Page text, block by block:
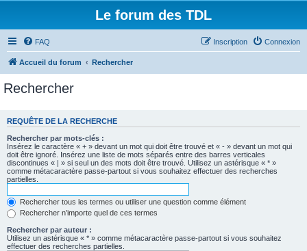
Le forum des TDL
FAQ Connexion
Inscription
Accueil du forum Rechercher
Rechercher
REQUÊTE DE LA RECHERCHE
Rechercher par mots-clés :
Insérez le caractère « + » devant un mot qui doit être trouvé et « - » devant un mot qui
doit être ignoré. Insérez une liste de mots séparés entre des barres verticales
discontinues « | » si seul un des mots doit être trouvé. Utilisez un astérisque « * »
comme métacaractère passe-partout si vous souhaitez effectuer des recherches
partielles.
Rechercher tous les termes ou utiliser une question comme élément
Rechercher n’importe quel de ces termes
Rechercher par auteur :
Utilisez un astérisque « * » comme métacaractère passe-partout si vous souhaitez
effectuer des recherches partielles.